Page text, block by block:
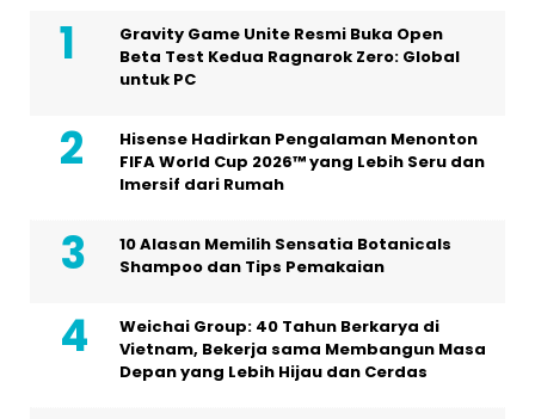
Gravity Game Unite Resmi Buka Open
Beta Test Kedua Ragnarok Zero: Global
untuk PC
Hisense Hadirkan Pengalaman Menonton
FIFA World Cup 2026™ yang Lebih Seru dan
Imersif dari Rumah
10 Alasan Memilih Sensatia Botanicals
Shampoo dan Tips Pemakaian
Weichai Group: 40 Tahun Berkarya di
Vietnam, Bekerja sama Membangun Masa
Depan yang Lebih Hijau dan Cerdas